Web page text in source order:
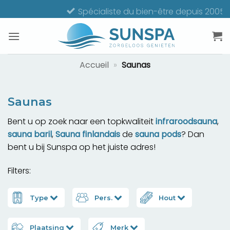
au
contenu
Spécialiste du bien-être depuis 2005
Accueil » Saunas
Saunas
Bent u op zoek naar een topkwaliteitinfraroodsauna,
sauna baril,Sauna finlandaisde sauna pods? Dan
bent u bij Sunspa op het juiste adres!
Filters:
Type Pers. Hout
Plaatsing Merk